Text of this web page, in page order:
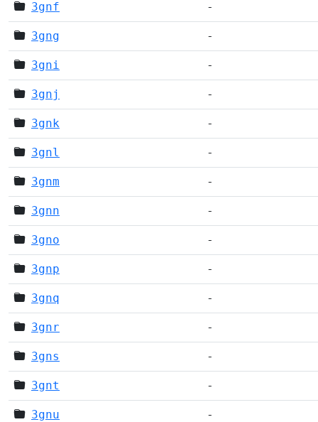
3gnf -
3gng -
3gni -
3gnj -
3gnk -
3gnl -
3gnm -
3gnn -
3gno -
3gnp -
3gnq -
3gnr -
3gns -
3gnt -
3gnu -